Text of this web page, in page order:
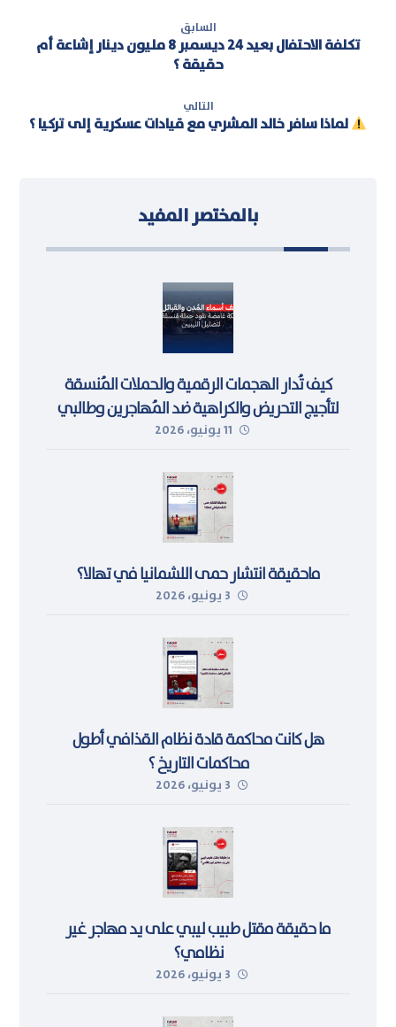
السابق
تكلفة الاحتفال بعيد 24 ديسمبر 8 مليون دينار إشاعة أم
حقيقة ؟
التالي
لماذا سافر خالد المشري مع قيادات عسكرية إلى تركيا ؟
بالمختصر المفيد
كيف تُدار الهجمات الرقمية والحملات المُنسقة
لتأجيج التحريض والكراهية ضد المُهاجرين وطالبي
اللجوء في ليبيا
11 يونيو، 2026
ماحقيقة انتشار حمى اللشمانيا في تهالا؟
3 يونيو، 2026
هل كانت محاكمة قادة نظام القذافي أطول
محاكمات التاريخ ؟
3 يونيو، 2026
ما حقيقة مقتل طبيب ليبي على يد مهاجر غير
نظامي؟
3 يونيو، 2026